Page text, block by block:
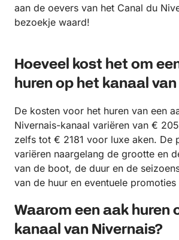
aan de oevers van het Canal du
bezoekje waard!
Hoeveel kost het om
huren op het kanaal
De kosten voor het huren van een
Nivernais-kanaal variëren van €
zelfs tot € 2181 voor luxe aken. De
variëren naargelang de grootte en
van de boot, de duur en de
van de huur en eventuele
Waarom een aak huren
kanaal van Nivernais?